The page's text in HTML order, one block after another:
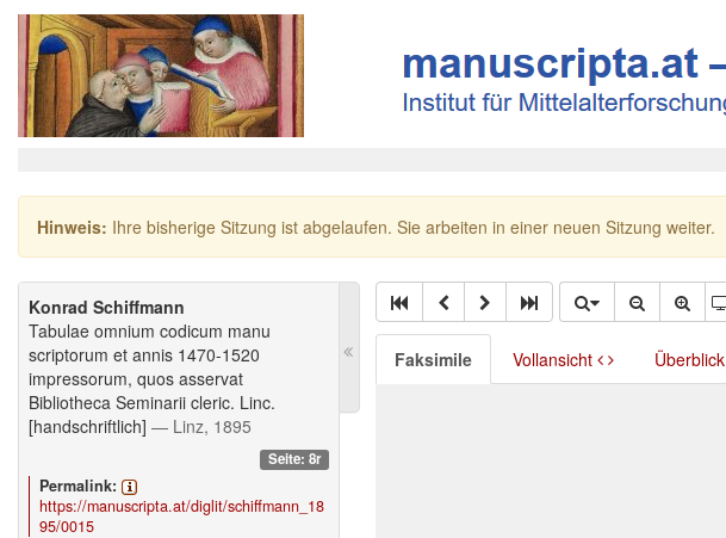
Hinweis: Ihre bisherige Sitzung ist abgelaufen. Sie arbeiten in einer neuen Sitzung weiter.
Konrad Schiffmann
Tabulae omnium codicum manu
scriptorum et annis 1470-1520
impressorum, quos asservat
Bibliotheca Seminarii cleric. Linc.
[handschriftlich] — Linz, 1895
Seite: 8r
Permalink:
https://manuscripta.at/diglit/schiffmann_18
95/0015
Faksimile Vollansicht Überblick